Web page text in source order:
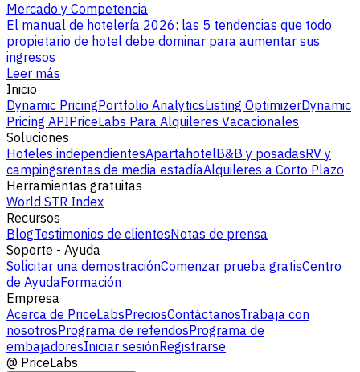
Mercado y Competencia
El manual de hotelería 2026: las 5 tendencias que todo
propietario de hotel debe dominar para aumentar sus
ingresos
Leer más
Inicio
Dynamic PricingPortfolio AnalyticsListing OptimizerDynamic
Pricing APIPriceLabs Para Alquileres Vacacionales
Soluciones
Hoteles independientesApartahotelB&B y posadasRV y
campingsrentas de media estadíaAlquileres a Corto Plazo
Herramientas gratuitas
World STR Index
Recursos
BlogTestimonios de clientesNotas de prensa
Soporte - Ayuda
Solicitar una demostraciónComenzar prueba gratisCentro
de AyudaFormación
Empresa
Acerca de PriceLabsPreciosContáctanosTrabaja con
nosotrosPrograma de referidosPrograma de
embajadoresIniciar sesiónRegistrarse
@ PriceLabs